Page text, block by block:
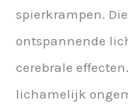
spierkrampen.
ontspannende
cerebrale
lichamelijk